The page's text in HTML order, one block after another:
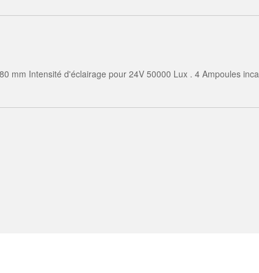
mm Intensité d'éclairage pour 24V 50000 Lux . 4 Ampoules